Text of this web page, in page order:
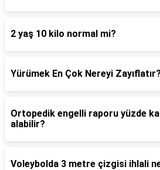
2 yaş 10 kilo normal mi?
Yürümek En Çok Nereyi Zayıflatır?
Ortopedik engelli raporu yüzde
alabilir?
Voleybolda 3 metre çizgisi ihlali